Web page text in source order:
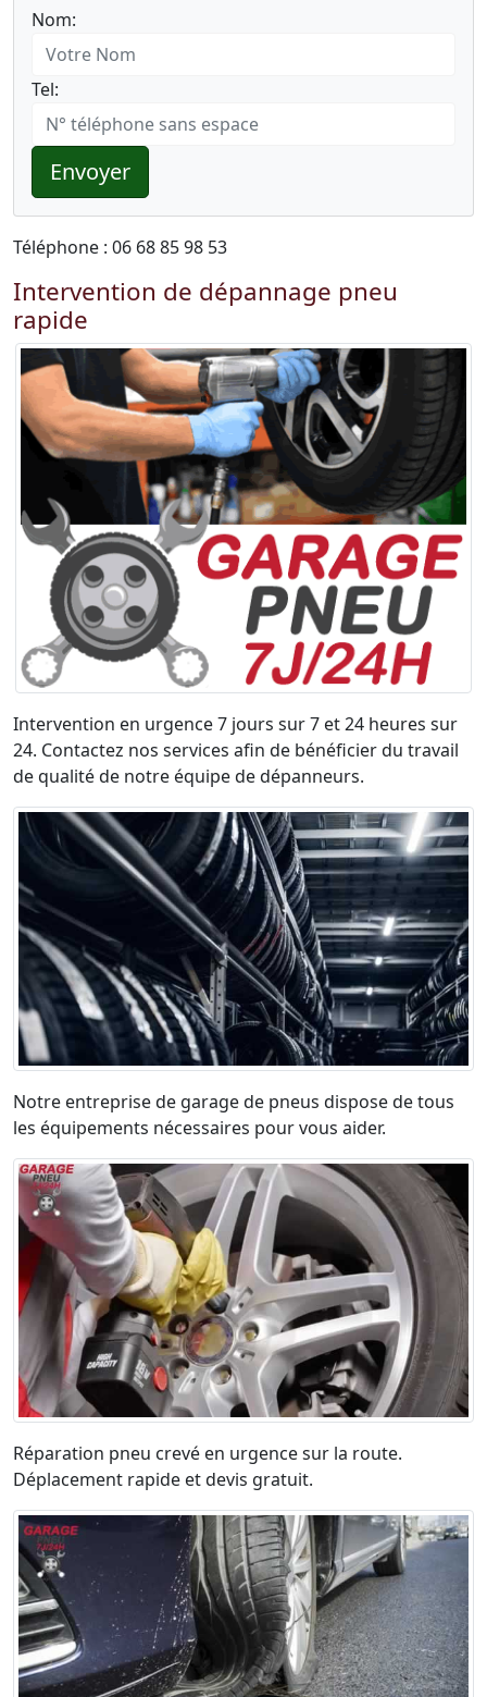
Nom:
Tel:
Envoyer
Téléphone : 06 68 85 98 53
Intervention de dépannage pneu
rapide
Intervention en urgence 7 jours sur 7 et 24 heures sur
24. Contactez nos services afin de bénéficier du travail
de qualité de notre équipe de dépanneurs.
Notre entreprise de garage de pneus dispose de tous
les équipements nécessaires pour vous aider.
Réparation pneu crevé en urgence sur la route.
Déplacement rapide et devis gratuit.